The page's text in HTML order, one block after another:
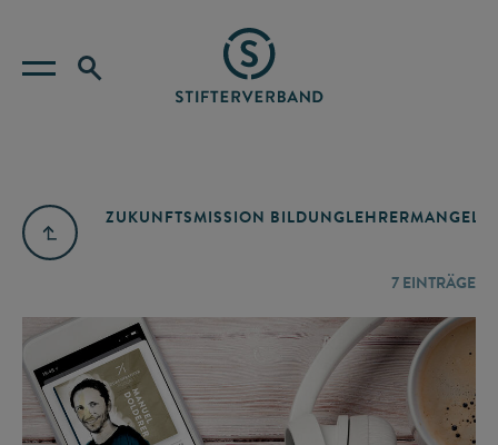
ZUKUNFTSMISSION BILDUNGLEHRERMANGEL
7 EINTRÄGE